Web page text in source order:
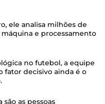
ele analisa milhões de
e processamento
no futebol, a equipe
fator decisivo ainda é o
as pessoas